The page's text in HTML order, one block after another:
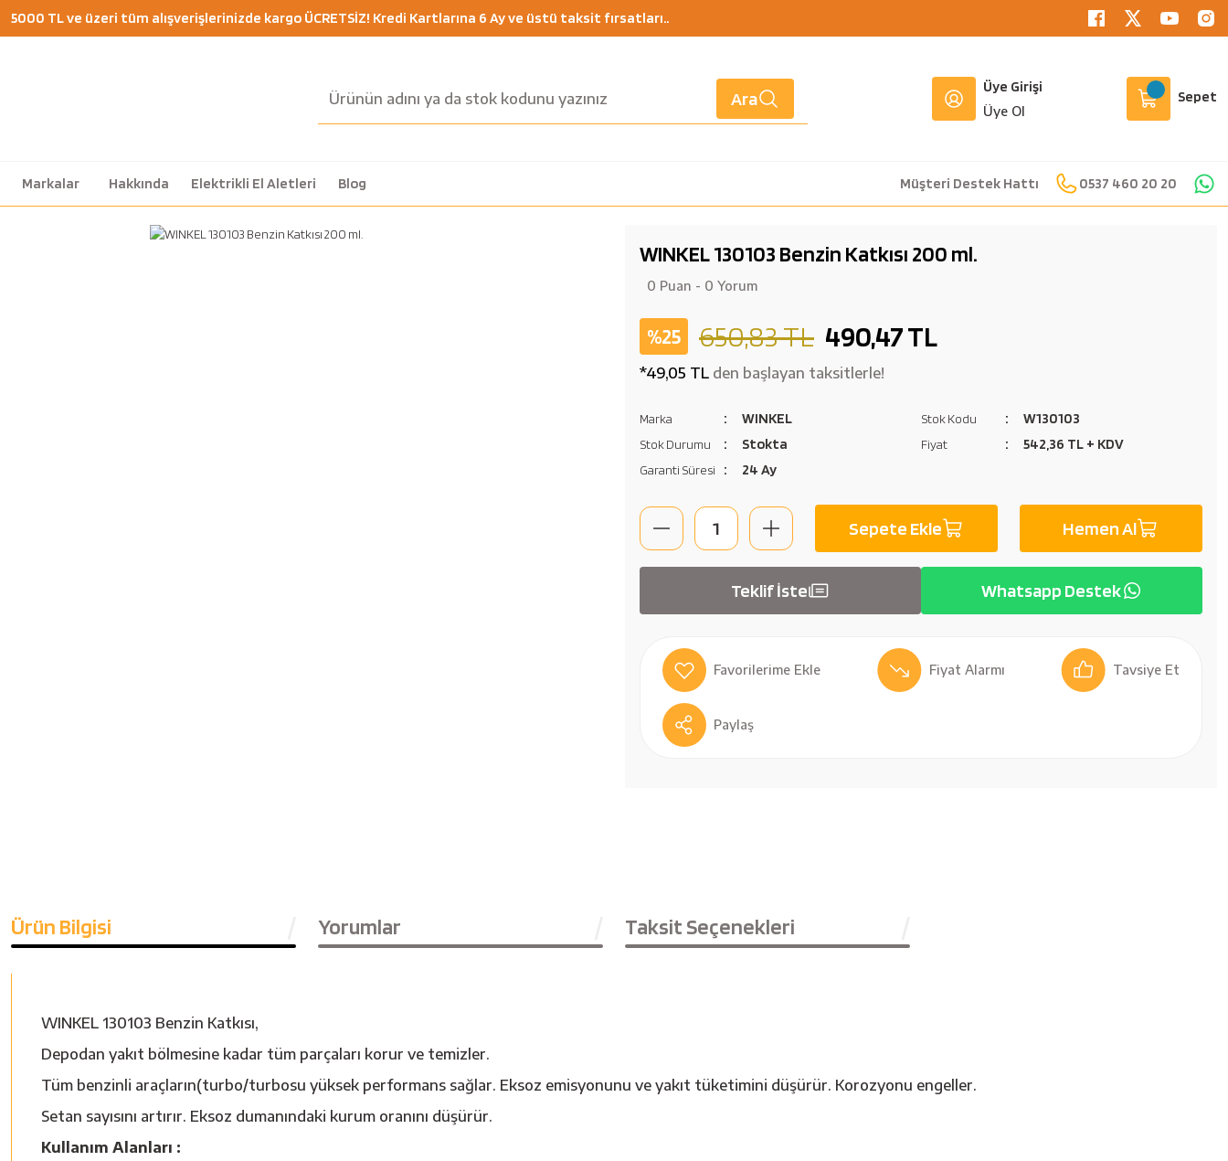
5000 TL ve üzeri tüm alışverişlerinizde kargo ÜCRETSİZ! Kredi Kartlarına 6 Ay ve üstü taksit fırsatları..
Ara
Üye Girişi
Üye Ol
Sepet
Markalar Hakkında Elektrikli El Aletleri Blog Müşteri Destek Hattı 0537 460 20 20
WINKEL 130103 Benzin Katkısı 200 ml.
0 Puan - 0 Yorum
%25 650,83 TL 490,47 TL
*49,05 TL den başlayan taksitlerle!
Marka WINKEL Stok Kodu W130103
Stok Durumu Stokta Fiyat 542,36 TL + KDV
Garanti Süresi 24 Ay
Sepete Ekle Hemen Al
Teklif İste Whatsapp Destek
Fiyat Alarmı Tavsiye Et
Paylaş
Ürün Bilgisi Yorumlar Taksit Seçenekleri
WINKEL 130103 Benzin Katkısı,
Depodan yakıt bölmesine kadar tüm parçaları korur ve temizler.
Tüm benzinli araçların(turbo/turbosu yüksek performans sağlar. Eksoz emisyonunu ve yakıt tüketimini düşürür. Korozyonu engeller.
Setan sayısını artırır. Eksoz dumanındaki kurum oranını düşürür.
Kullanım Alanları :